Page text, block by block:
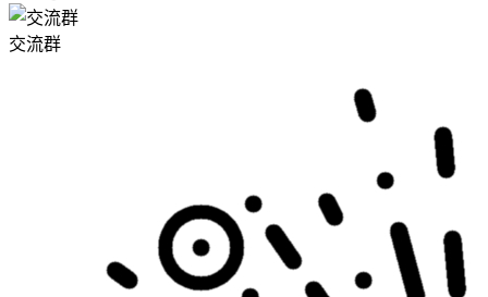
交流群